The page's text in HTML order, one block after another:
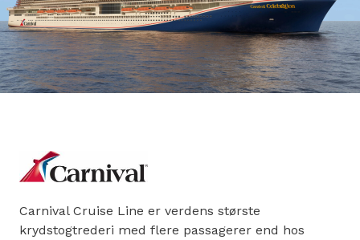
Carnival Cruise Line er verdens største
krydstogtrederi med flere passagerer end hos